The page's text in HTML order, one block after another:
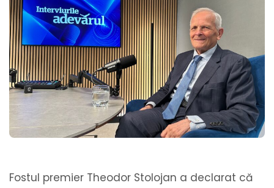
Fostul premier Theodor Stolojan a declarat că